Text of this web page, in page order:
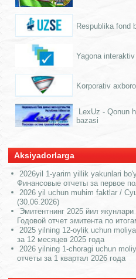
Respublika fond
Yagona
Korporativ
LexUz - Qonun
bazasi
Aksiyadorlarga
2026yil 1-yarim yillik yakunlari
Финансовые отчеты за первое
2026 yil uchun muhim faktlar /
(30.06.2026)
Эмитентнинг 2025 йил
Годовой отчет эмитента по
2025 yilning 12-oylik uchun
за 12 месяцев 2025 года
2026 yilning 1-choragi uchun
отчеты за 1 квартал 2026 года